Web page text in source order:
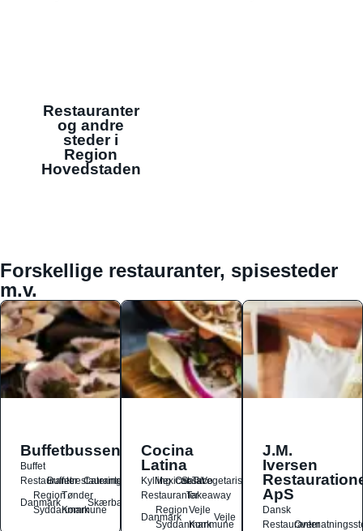
Restauranter
og andre
steder i
Region
Hovedstaden
Forskellige restauranter, spisesteder
m.v.
Buffetbussen
Buffet
Restauranter
Buffetrestauranter
Catering
Danmark
Region
Syddanmark
Tønder
Kommune
Skærbæk
Cocina
Latina
Kylling
Mexicansk
OstSalat
TacoVegetarisk
RestauranterTakeaway
Danmark
Region
Syddanmark
Vejle
Kommune
Vejle
J.M.
Iversen
ApS
Dansk
Restauranter